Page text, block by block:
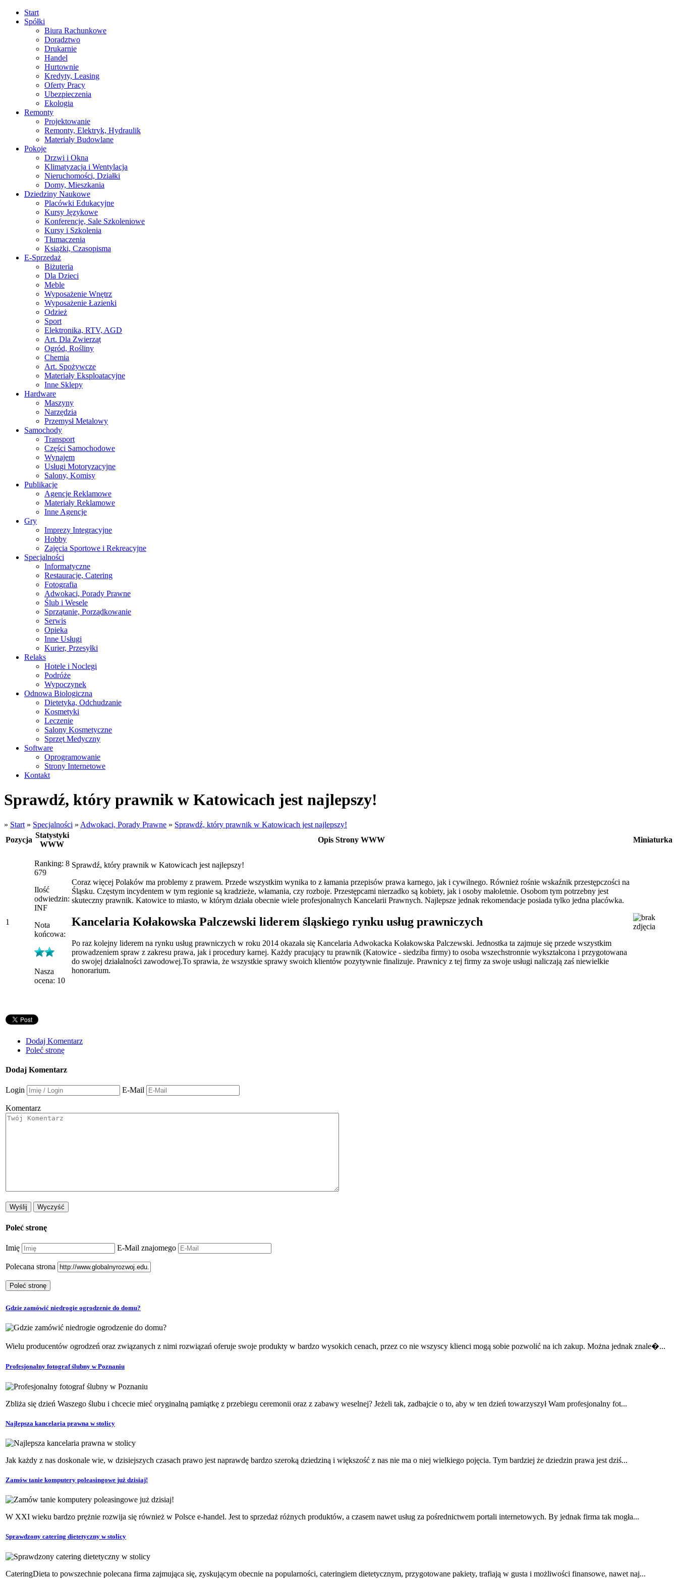
Start
Spółki
Biura Rachunkowe
Doradztwo
Drukarnie
Handel
Hurtownie
Kredyty, Leasing
Oferty Pracy
Ubezpieczenia
Ekologia
Remonty
Projektowanie
Remonty, Elektryk, Hydraulik
Materiały Budowlane
Pokoje
Drzwi i Okna
Klimatyzacja i Wentylacja
Nieruchomości, Działki
Domy, Mieszkania
Dziedziny Naukowe
Placówki Edukacyjne
Kursy Językowe
Konferencje, Sale Szkoleniowe
Kursy i Szkolenia
Tłumaczenia
Książki, Czasopisma
E-Sprzedaż
Biżuteria
Dla Dzieci
Meble
Wyposażenie Wnętrz
Wyposażenie Łazienki
Odzież
Sport
Elektronika, RTV, AGD
Art. Dla Zwierząt
Ogród, Rośliny
Chemia
Art. Spożywcze
Materiały Eksploatacyjne
Inne Sklepy
Hardware
Maszyny
Narzędzia
Przemysł Metalowy
Samochody
Transport
Części Samochodowe
Wynajem
Usługi Motoryzacyjne
Salony, Komisy
Publikacje
Agencje Reklamowe
Materiały Reklamowe
Inne Agencje
Gry
Imprezy Integracyjne
Hobby
Zajęcia Sportowe i Rekreacyjne
Specjalności
Informatyczne
Restauracje, Catering
Fotografia
Adwokaci, Porady Prawne
Ślub i Wesele
Sprzątanie, Porządkowanie
Serwis
Opieka
Inne Usługi
Kurier, Przesyłki
Relaks
Hotele i Noclegi
Podróże
Wypoczynek
Odnowa Biologiczna
Dietetyka, Odchudzanie
Kosmetyki
Leczenie
Salony Kosmetyczne
Sprzęt Medyczny
Software
Oprogramowanie
Strony Internetowe
Kontakt
Sprawdź, który prawnik w Katowicach jest najlepszy!
» Start » Specjalności » Adwokaci, Porady Prawne » Sprawdź, który prawnik w Katowicach jest najlepszy!
Pozycja
Statystyki
WWW
Opis Strony WWW Miniaturka
1
Ranking: 8
679
Ilość
odwiedzin:
INF
Nota
końcowa:
Nasza
ocena: 10
Sprawdź, który prawnik w Katowicach jest najlepszy!
Coraz więcej Polaków ma problemy z prawem. Przede wszystkim wynika to z łamania przepisów prawa karnego, jak i cywilnego. Również rośnie wskaźnik przestępczości na
Śląsku. Częstym incydentem w tym regionie są kradzieże, włamania, czy rozboje. Przestępcami nierzadko są kobiety, jak i osoby małoletnie. Osobom tym potrzebny jest
skuteczny prawnik. Katowice to miasto, w którym działa obecnie wiele profesjonalnych Kancelarii Prawnych. Najlepsze jednak rekomendacje posiada tylko jedna placówka.
Kancelaria Kołakowska Palczewski liderem śląskiego rynku usług prawniczych
Po raz kolejny liderem na rynku usług prawniczych w roku 2014 okazała się Kancelaria Adwokacka Kołakowska Palczewski. Jednostka ta zajmuje się przede wszystkim
prowadzeniem spraw z zakresu prawa, jak i procedury karnej. Każdy pracujący tu prawnik (Katowice - siedziba firmy) to osoba wszechstronnie wykształcona i przygotowana
do swojej działalności zawodowej.To sprawia, że wszystkie sprawy swoich klientów pozytywnie finalizuje. Prawnicy z tej firmy za swoje usługi naliczają zaś niewielkie
honorarium.
Dodaj Komentarz
Poleć stronę
Dodaj Komentarz
Login E-Mail
Komentarz
Poleć stronę
Imię E-Mail znajomego
Polecana strona
Gdzie zamówić niedrogie ogrodzenie do domu?
Wielu producentów ogrodzeń oraz związanych z nimi rozwiązań oferuje swoje produkty w bardzo wysokich cenach, przez co nie wszyscy klienci mogą sobie pozwolić na ich zakup. Można jednak znale�...
Profesjonalny fotograf ślubny w Poznaniu
Zbliża się dzień Waszego ślubu i chcecie mieć oryginalną pamiątkę z przebiegu ceremonii oraz z zabawy weselnej? Jeżeli tak, zadbajcie o to, aby w ten dzień towarzyszył Wam profesjonalny fot...
Najlepsza kancelaria prawna w stolicy
Jak każdy z nas doskonale wie, w dzisiejszych czasach prawo jest naprawdę bardzo szeroką dziedziną i większość z nas nie ma o niej wielkiego pojęcia. Tym bardziej że dziedzin prawa jest dziś...
Zamów tanie komputery poleasingowe już dzisiaj!
W XXI wieku bardzo prężnie rozwija się również w Polsce e-handel. Jest to sprzedaż różnych produktów, a czasem nawet usług za pośrednictwem portali internetowych. By jednak firma tak mogła...
Sprawdzony catering dietetyczny w stolicy
CateringDieta to powszechnie polecana firma zajmująca się, zyskującym obecnie na popularności, cateringiem dietetycznym, przygotowane pakiety, trafiają w gusta i możliwości finansowe, nawet naj...